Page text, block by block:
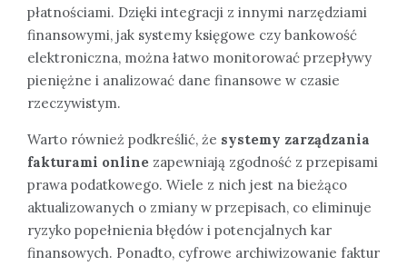
płatnościami. Dzięki integracji z innymi narzędziami
finansowymi, jak systemy księgowe czy bankowość
elektroniczna, można łatwo monitorować przepływy
pieniężne i analizować dane finansowe w czasie
rzeczywistym.
Warto również podkreślić, że systemy zarządzania
fakturami online zapewniają zgodność z przepisami
prawa podatkowego. Wiele z nich jest na bieżąco
aktualizowanych o zmiany w przepisach, co eliminuje
ryzyko popełnienia błędów i potencjalnych kar
finansowych. Ponadto, cyfrowe archiwizowanie faktur